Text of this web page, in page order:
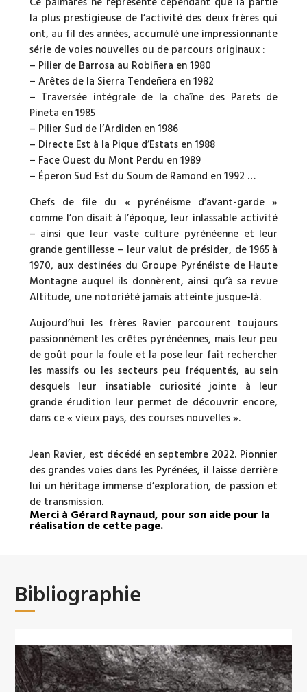
la plus prestigieuse de l’activité des deux frères qui
ont, au fil des années, accumulé une impressionnante
série de voies nouvelles ou de parcours originaux :
– Pilier de Barrosa au Robiñera en 1980
– Arêtes de la Sierra Tendeñera en 1982
– Traversée intégrale de la chaîne des Parets de
Pineta en 1985
– Pilier Sud de l’Ardiden en 1986
– Directe Est à la Pique d’Estats en 1988
– Face Ouest du Mont Perdu en 1989
– Éperon Sud Est du Soum de Ramond en 1992 …
Chefs de file du « pyrénéisme d’avant-garde »
comme l’on disait à l’époque, leur inlassable activité
– ainsi que leur vaste culture pyrénéenne et leur
grande gentillesse – leur valut de présider, de 1965 à
1970, aux destinées du Groupe Pyrénéiste de Haute
Montagne auquel ils donnèrent, ainsi qu’à sa revue
Altitude, une notoriété jamais atteinte jusque-là.
Aujourd’hui les frères Ravier parcourent toujours
passionnément les crêtes pyrénéennes, mais leur peu
de goût pour la foule et la pose leur fait rechercher
les massifs ou les secteurs peu fréquentés, au sein
desquels leur insatiable curiosité jointe à leur
grande érudition leur permet de découvrir encore,
dans ce « vieux pays, des courses nouvelles ».
Jean Ravier, est décédé en septembre 2022. Pionnier
des grandes voies dans les Pyrénées, il laisse derrière
lui un héritage immense d’exploration, de passion et
de transmission.
Merci à Gérard Raynaud, pour son aide pour la
réalisation de cette page.
Bibliographie